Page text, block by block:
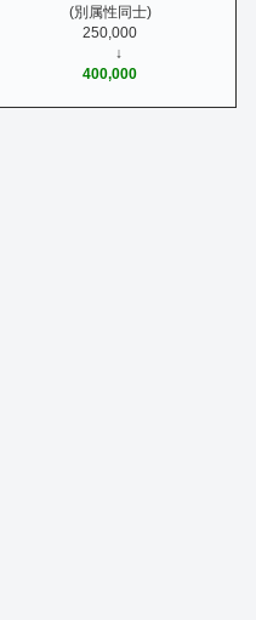
(別属性同士)
250,000
↓
400,000